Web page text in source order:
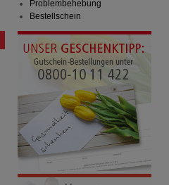
Problembehebung
Bestellschein